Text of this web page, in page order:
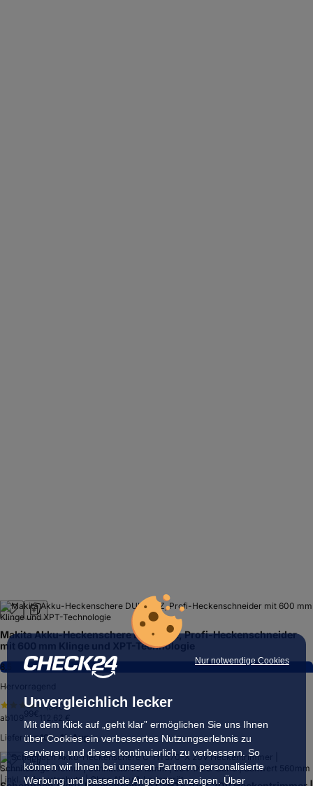
Nur notwendige Cookies
Unvergleichlich lecker
Mit dem Klick auf „geht klar” ermöglichen Sie uns Ihnen
über Cookies ein verbessertes Nutzungserlebnis zu
servieren und dieses kontinuierlich zu verbessern. So
können wir Ihnen bei unseren Partnern personalisierte
Werbung und passende Angebote anzeigen. Über
Makita Akku-Heckenschere DUH607Z, Profi-Heckenschneider
mit 600 mm Klinge und XPT-Technologie
8,5
Hervorragend
(340)
ab
Lieferung 10. – 11. Aug.